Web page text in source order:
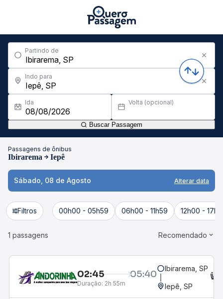
Partindo de
Indo para
Ida Volta (opcional)
Buscar Passagem
Passagens de ônibus
Ibirarema Iepê
Sábado, 08 de Agosto Alterar data
Filtros 00h00 - 05h59 06h00 - 11h59 12h00 -
1 passagens Recomendado
02:45 05:40
Duração: 2h 55m
Ibirarema, SP
Iepê, SP